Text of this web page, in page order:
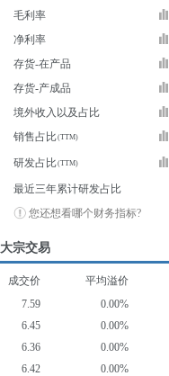
毛利率
净利率
存货-在产品
存货-产成品
境外收入以及占比
销售占比
研发占比
最近三年累计研发占比
您还想看哪个财务指标?
大宗交易
成交价
平均溢价
7.59
0.00%
6.45
0.00%
6.36
0.00%
6.42
0.00%